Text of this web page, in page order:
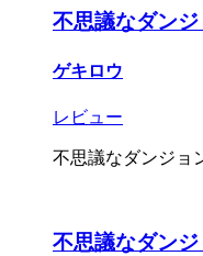
不思議なダン
ゲキロウ
レビュー
不思議なダンジョ
不思議なダン